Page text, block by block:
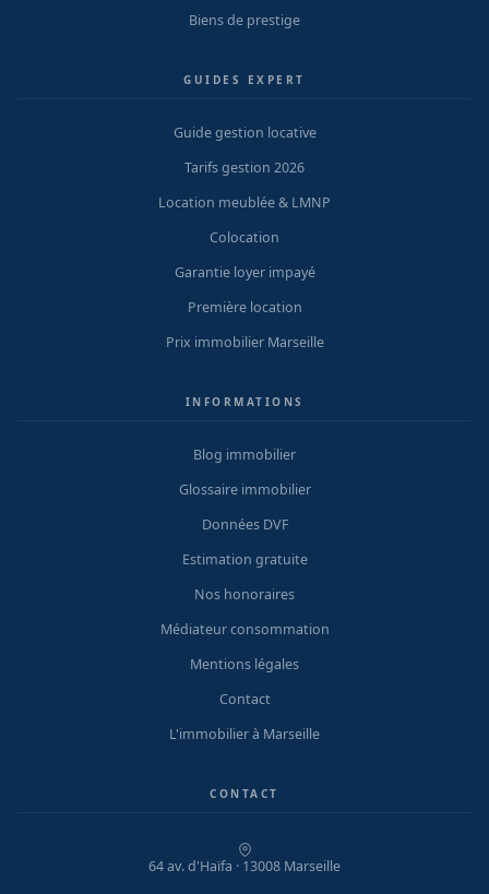
Biens de prestige
GUIDES EXPERT
Guide gestion locative
Tarifs gestion 2026
Location meublée & LMNP
Colocation
Garantie loyer impayé
Première location
Prix immobilier Marseille
INFORMATIONS
Blog immobilier
Glossaire immobilier
Données DVF
Estimation gratuite
Nos honoraires
Médiateur consommation
Mentions légales
Contact
L'immobilier à Marseille
CONTACT
64 av. d'Haïfa · 13008 Marseille